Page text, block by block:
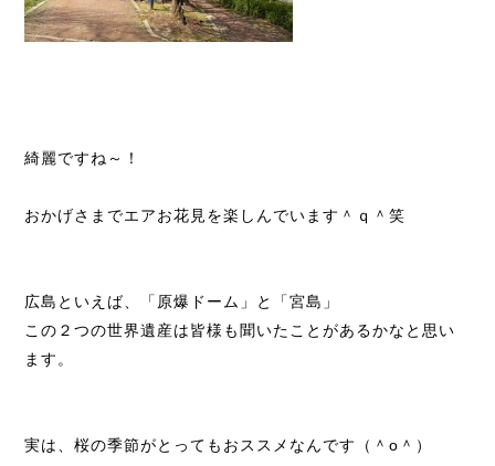
綺麗ですね～！
おかげさまでエアお花見を楽しんでいます＾ｑ＾笑
広島といえば、「原爆ドーム」と「宮島」
この２つの世界遺産は皆様も聞いたことがあるかなと思い
ます。
実は、桜の季節がとってもおススメなんです（＾o＾）